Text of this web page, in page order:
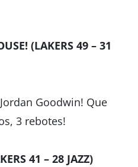
(LAKERS 49 – 31
Goodwin! Que
3 rebotes!
41 – 28 JAZZ)